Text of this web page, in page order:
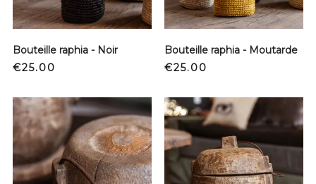
Bouteille raphia - Noir
Price
€25.00
Bouteille raphia - Moutarde
Price
€25.00